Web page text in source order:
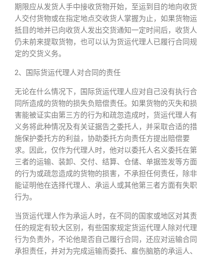
期限应从发货人手中接收货物开始，至运到目的地向收货
人交付货物或在指定地点交收货人掌握为止，如果货物运
抵目的地并已向收货人发出交货通知一定时间后，收货人
仍未前来提取货物，也可以认为货运代理人已履行合同规
定的交货义务。
2、国际货运代理人对合同的责任
无论在什么情况下，国际货运代理人应对自己没有执行合
同所造成的货物的损失负赔偿责任。如果货物的灭失和损
害能被证实由第三方的行为和疏忽造成时，货运代理人有
义务将此种情况及有关证据告之委托人，并采取合适的措
施保护委托方的利益，协助委托方向责任方提出赔偿要
求。因此，仅作为代理人时，他对以委托人名义委托在第
三者的运输、装卸、交付、结算、仓储、单据签发等方面
的行为或疏忽造成的货物的损害，不承担任何责任，除非
能证明他在选择代理人、承运人或其他第三者方面有失职
行为。
当货运代理人作为承运人时，在不同的国家或地区对其责
任的规定有较大区别，有些国家规定货运代理人除对代理
行为负责外，不论他是否自己履行合同，还应对运输合同
承担责任，并对为完成运输而委托、雇伤脑筋的承运人、